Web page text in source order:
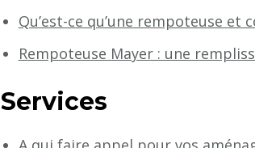
Qu’est-ce qu’une rempoteuse
Rempoteuse Mayer : une
Services